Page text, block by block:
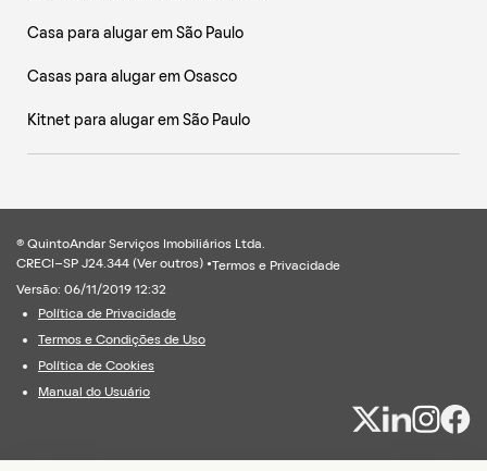
Casa para alugar em São Paulo
Casas para alugar em Osasco
Kitnet para alugar em São Paulo
® QuintoAndar Serviços Imobiliários Ltda.
CRECI-SP J24.344 (Ver outros ) • Termos e Privacidade
Versão: 06/11/2019 12:32
Política de Privacidade
Termos e Condições de Uso
Política de Cookies
Manual do Usuário